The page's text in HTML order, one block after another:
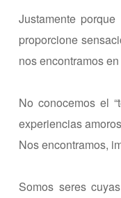
Justamente
proporcione
nos encontramos
No conocemos el
experiencias
Nos encontramos,
Somos seres